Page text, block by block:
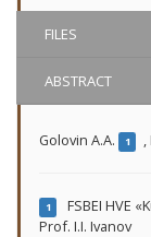
FILES
ABSTRACT
Golovin A.A. 1 ,
1
FSBEI HVE
Prof. I.I. Ivanov